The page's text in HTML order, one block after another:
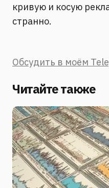
кривую и косую
странно.
Обсудить в моём
Читайте также